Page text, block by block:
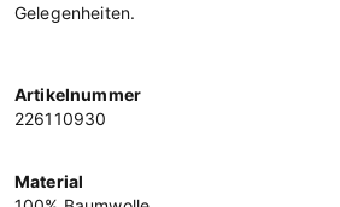
Gelegenheiten.
Artikelnummer
226110930
Material